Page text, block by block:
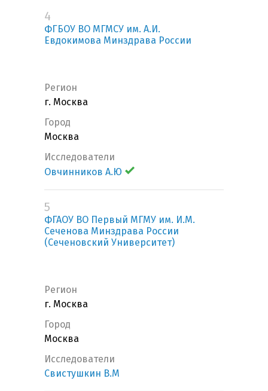
4
ФГБОУ ВО МГМСУ им. А.И.
Евдокимова Минздрава России
Регион
г. Москва
Город
Москва
Исследователи
Овчинников А.Ю
5
ФГАОУ ВО Первый МГМУ им. И.М.
Сеченова Минздрава России
(Сеченовский Университет)
Регион
г. Москва
Город
Москва
Исследователи
Свистушкин В.М